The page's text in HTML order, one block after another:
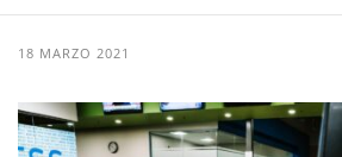
18 MARZO 2021